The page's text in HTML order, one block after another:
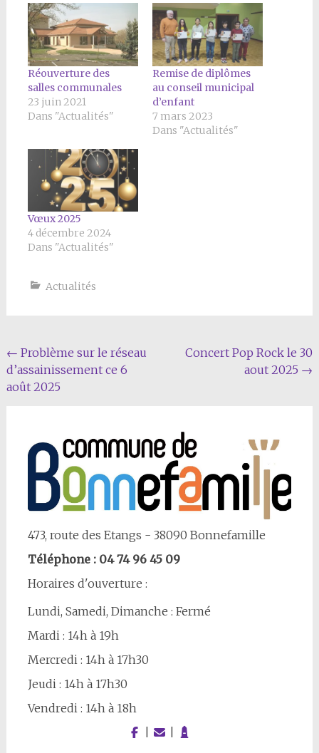
Réouverture des
salles communales
23 juin 2021
Dans "Actualités"
Remise de diplômes
au conseil municipal
d’enfant
7 mars 2023
Dans "Actualités"
Vœux 2025
4 décembre 2024
Dans "Actualités"
Actualités
Navigation
Article
← Problème sur le réseau
d’assainissement ce 6
août 2025
Concert Pop Rock le 30
aout 2025 →
473, route des Etangs - 38090 Bonnefamille
Téléphone : 04 74 96 45 09
Horaires d'ouverture :
Lundi, Samedi, Dimanche : Fermé
Mardi : 14h à 19h
Mercredi : 14h à 17h30
Jeudi : 14h à 17h30
Vendredi : 14h à 18h